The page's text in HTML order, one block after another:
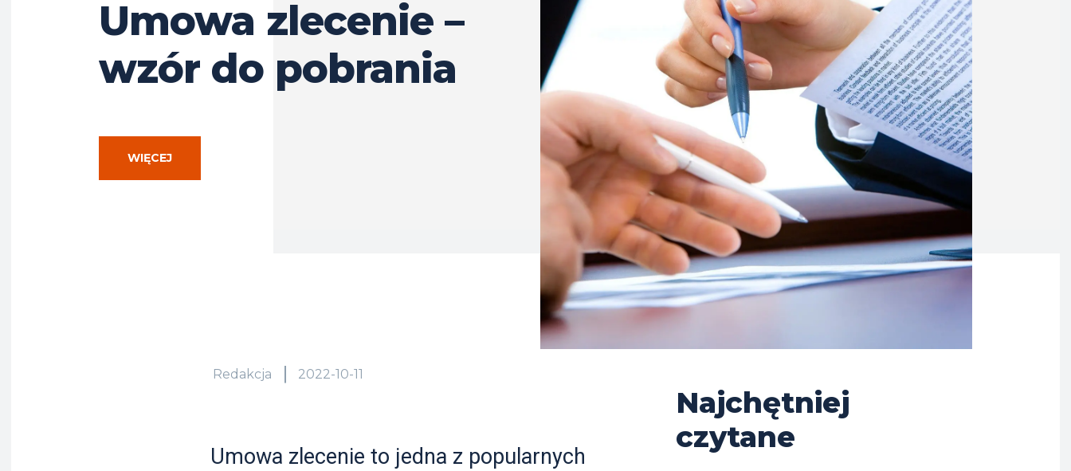
Umowa zlecenie –
wzór do pobrania
WIĘCEJ
Redakcja 2022-10-11
Umowa zlecenie to jedna z popularnych
Najchętniej
czytane